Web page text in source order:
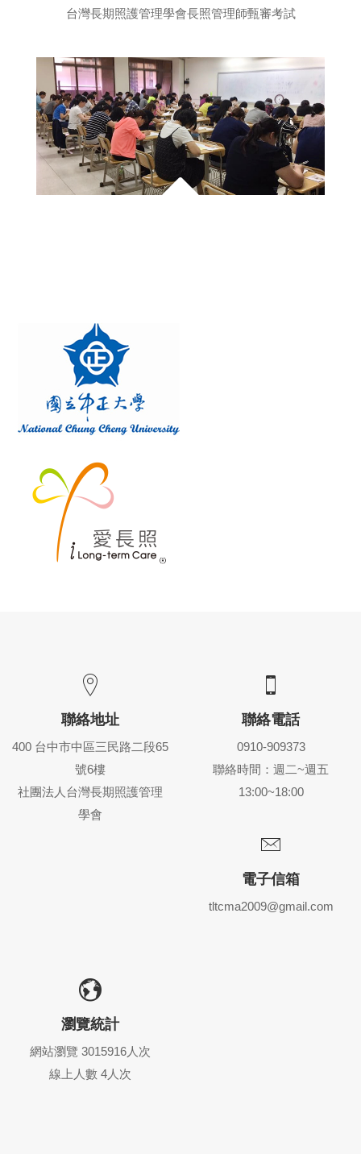
台灣長期照護管理學會長照管理師甄審考試
聯絡地址
400 台中市中區三民路二段65
號6樓
社團法人台灣長期照護管理
學會
聯絡電話
0910-909373
聯絡時間：週二~週五
13:00~18:00
電子信箱
tltcma2009@gmail.com
瀏覽統計
網站瀏覽 3015916人次
線上人數 4人次